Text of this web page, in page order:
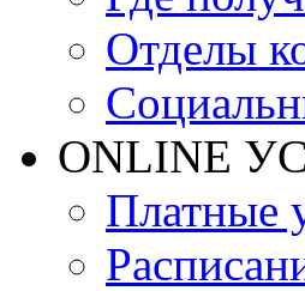
Отделы
ONLINE
Платные